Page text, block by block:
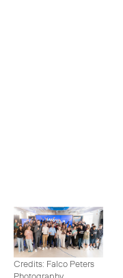
Credits: Falco Peters
Photography